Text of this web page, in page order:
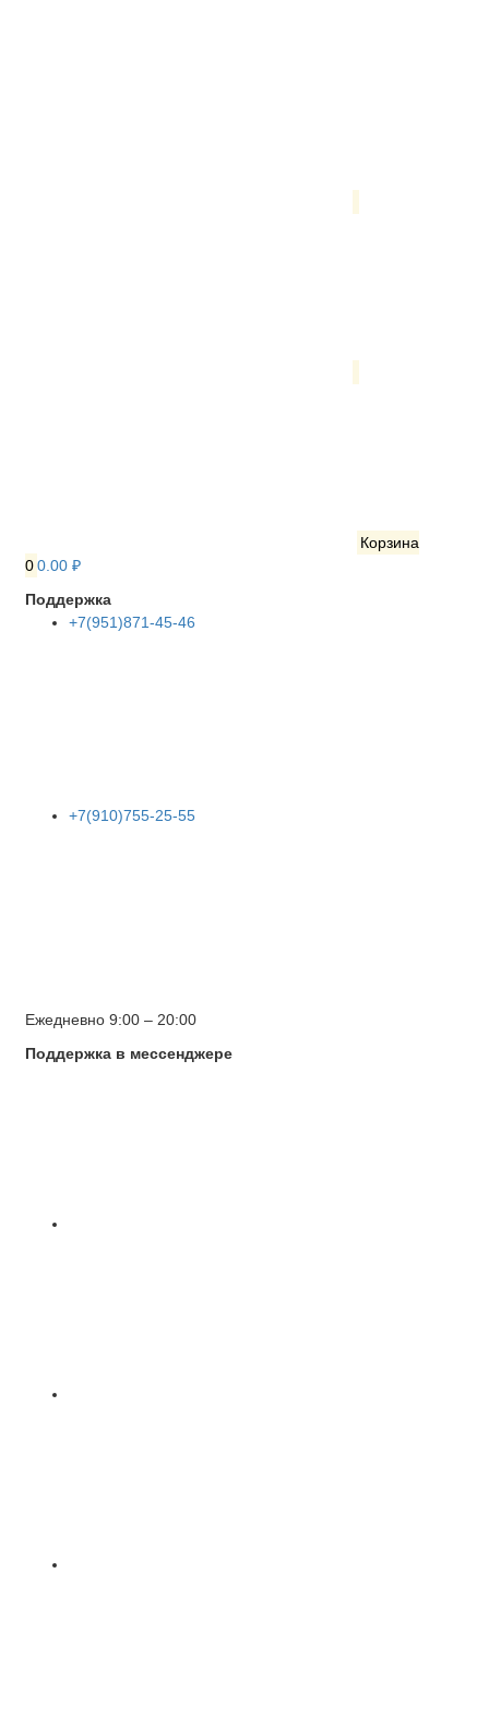
Корзина
00.00 ₽
Поддержка
+7(951)871-45-46
+7(910)755-25-55
Ежедневно 9:00 – 20:00
Поддержка в мессенджере